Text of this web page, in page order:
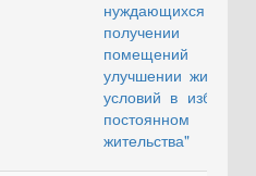
нуждающихся в
получении жилых
помещений или
улучшении жилищных
условий в избранном
постоянном месте
жительства"